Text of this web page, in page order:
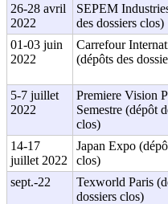
26-28 avril
2022
SEPEM
des dossiers clos)
01-03 juin
2022
Carrefour
(dépôts des
5-7 juillet
2022
Premiere Vision
Semestre (dépôt
clos)
14-17
juillet 2022
Japan Expo
clos)
sept.-22
Texworld Paris
dossiers clos)